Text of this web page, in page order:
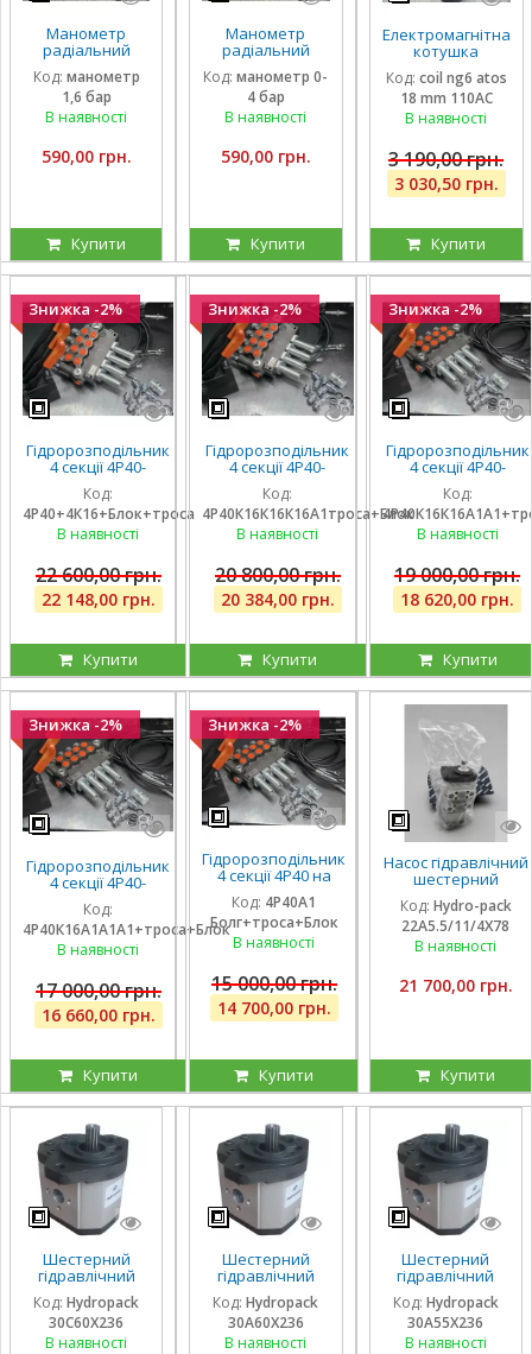
Манометр
радіальний
гліцириновий
вібростійкий 63
мм 1,6 Бар Італія
Код: манометр
1,6 бар
В наявності
590,00 грн.
Купити
Манометр
радіальний
гліцириновий
вібростійкий 63
мм 0-4 Бар Італія
Код: манометр 0-
4 бар
В наявності
590,00 грн.
Купити
Електромагнітна
котушка
соленоїд Atos
110 вольтів
внутрішній
діаметр 18 мм
Код: coil ng6 atos
18 mm 110AC
В наявності
3 190,00 грн.
3 030,50 грн.
Купити
Знижка -2%
Гідророзподільник
4 секції 4Р40-
К16К16А1А1 з
плаваючими на 3
секції, троса та
блок важелів на 4
Код:
4Р40+4К16+Блок+троса
В наявності
22 600,00 грн.
22 148,00 грн.
Купити
Знижка -2%
Гідророзподільник
4 секції 4Р40-
К16К16К16А1 з
плаваючими на 3
секції, троса та
блок важелів на 4
Код:
4Р40К16К16К16А1троса+Блок
В наявності
20 800,00 грн.
20 384,00 грн.
Купити
Знижка -2%
Гідророзподільник
4 секції 4Р40-
К16К16А1А1 з
плаваючими на 2
секції, троса та
блок важелів на 4
Код:
В наявності
19 000,00 грн.
18 620,00 грн.
Купити
Знижка -2%
Гідророзподільник
4 секції 4Р40-
К16А1А1А1 з однією
плаваючою
секцією, троса та
блок важелів
Код:
4Р40К16А1А1А1+троса+Блок
В наявності
17 000,00 грн.
16 660,00 грн.
Купити
Знижка -2%
Гідророзподільник
4 секції 4Р40 на
навантажувач
(без плаваючих
секцій), троса та
блок важелів,
Код: 4Р40А1
Болг+троса+Блок
В наявності
15 000,00 грн.
14 700,00 грн.
Купити
Насос гідравлічний
шестерний
тандемний Hydro-
pack
22A5.5/11/4X780DSS
для CLAAS
Код: Hydro-pack
22A5.5/11/4X78
В наявності
21 700,00 грн.
Купити
Шестерний
гідравлічний
насос Hydropack
30C60X236 (60
см3) правого
обертання
Код: Hydropack
30C60X236
В наявності
Шестерний
гідравлічний
насос Hydropack
30A60X236 (60
см3) лівого
обертання
Код: Hydropack
30A60X236
В наявності
Шестерний
гідравлічний
насос Hydropack
30A55X236 (55
см3) лівого
обертання
Код: Hydropack
30A55X236
В наявності